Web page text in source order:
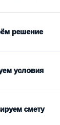
решение
условия
смету